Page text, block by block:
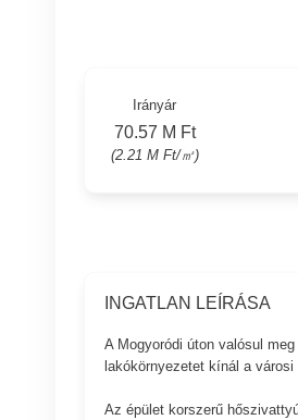
Irányár
70.57 M Ft
(2.21 M Ft/㎡)
INGATLAN LEÍRÁSA
A Mogyoródi úton valósul
lakókörnyezetet kínál a városi
Az épület korszerű